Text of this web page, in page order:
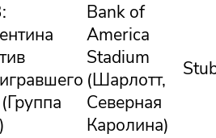
Bank of
America
Stadium
(Шарлотт,
Северная
Каролина)